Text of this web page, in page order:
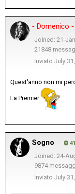
- Domenico -
Joined: 21-
21848
Inviato July
Quest'anno non mi
La Premier
Sogno
Joined: 24-
9874
Inviato July